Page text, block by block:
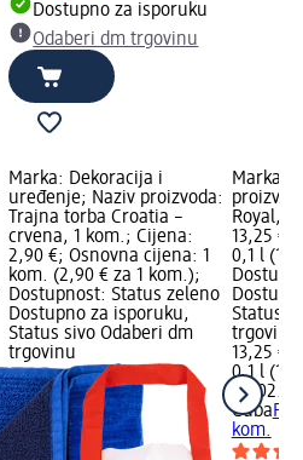
Dostupno za isporuku
Odaberi dm trgovinu
Marka: Dekoracija i
uređenje; Naziv proizvoda:
Trajna torba Croatia –
crvena, 1 kom.; Cijena:
2,90 €; Osnovna cijena: 1
kom. (2,90 € za 1 kom.);
Dostupnost: Status zeleno
Dostupno za isporuku,
Status sivo Odaberi dm
trgovinu
Marka:
Royal, 1
13,25 €;
0,1 l
Status
trgovinu
13,25 €
0,1 l
na
Cuba
kom.